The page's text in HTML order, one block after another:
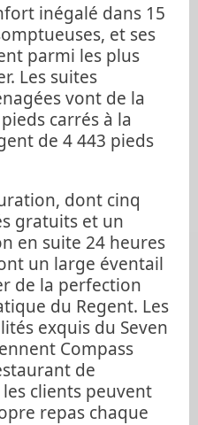
inégalé dans 15
et ses
parmi les plus
Les suites
vont de la
carrés à la
de 4 443 pieds
dont cinq
gratuits et un
en suite 24 heures
un large éventail
de la perfection
du Regent. Les
exquis du Seven
Compass
de
clients peuvent
repas chaque